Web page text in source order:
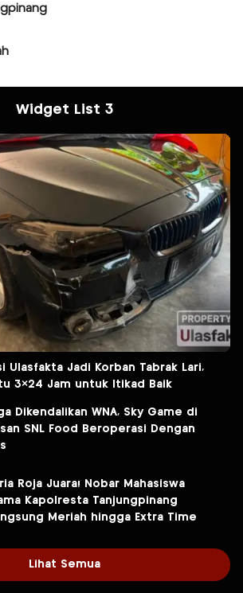
Widget List 3
Ulasfakta Jadi Korban Tabrak Lari,
3×24 Jam untuk Itikad Baik
Dikendalikan WNA, Sky Game di
SNL Food Beroperasi Dengan
Roja Juara! Nobar Mahasiswa
Kapolresta Tanjungpinang
Meriah hingga Extra Time
Lihat Semua